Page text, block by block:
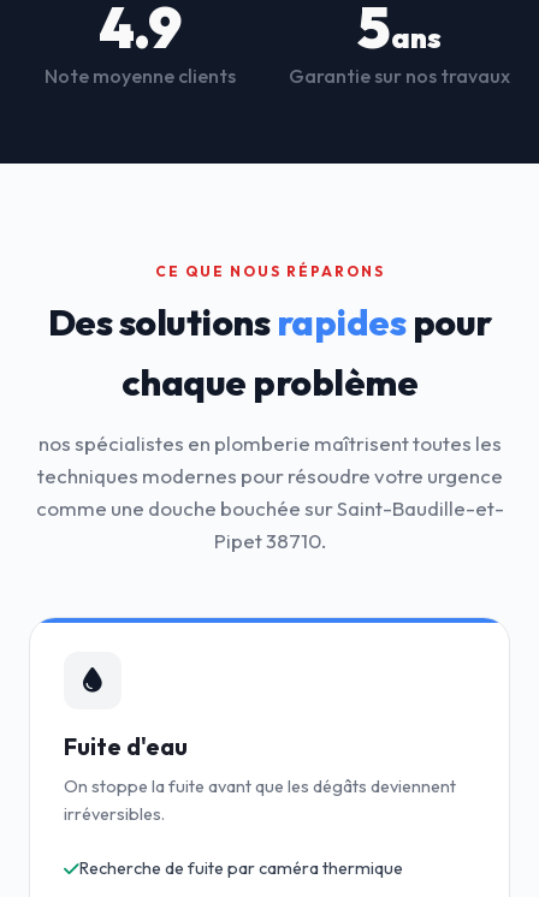
4.9
Note moyenne clients
5ans
Garantie sur nos travaux
CE QUE NOUS RÉPARONS
Des solutionsrapidespour
chaque problème
nos spécialistes en plomberie maîtrisent toutes les
techniques modernes pour résoudre votre urgence
comme une douche bouchée sur Saint-Baudille-et-
Pipet 38710.
Fuite d'eau
On stoppe la fuite avant que les dégâts deviennent
irréversibles.
Recherche de fuite par caméra thermique